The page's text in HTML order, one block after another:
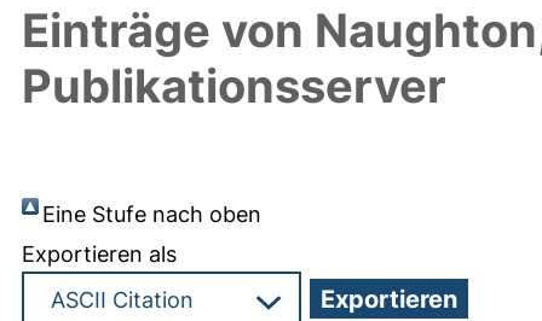
Einträge von
Publikationsserver
Eine Stufe nach oben
Exportieren als